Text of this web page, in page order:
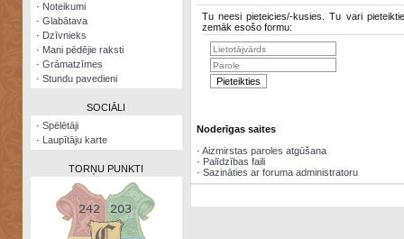
Visatcera
almanahs
Arhīvs
· Noteikumi
· Glabātava
· Dzīvnieks
· Mani pēdējie raksti
· Grāmatzīmes
· Stundu pavedieni
SOCIĀLI
· Spēlētāji
· Laupītāju karte
TORŅU PUNKTI
Tu neesi pieteicies/-kusies. Tu vari
zemāk esošo formu:
Noderīgas saites
· Aizmirstas paroles atgūšana
· Palīdzības faili
· Sazināties ar foruma administratoru